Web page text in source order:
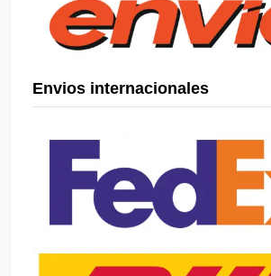
Envios internacionales